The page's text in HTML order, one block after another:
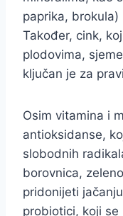
paprika,
Također, cink,
plodovima,
ključan je za
Osim vitamina i
antioksidanse,
slobodnih
borovnica,
pridonijeti
probiotici, koji